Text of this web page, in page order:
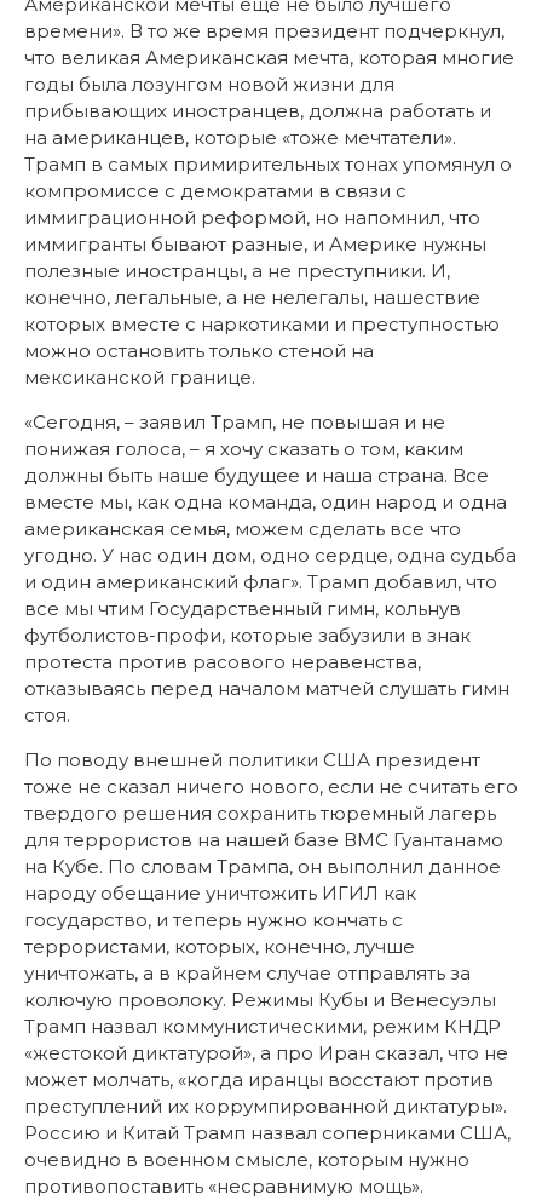
времени». В то же время президент подчеркнул,
что великая Американская мечта, которая многие
годы была лозунгом новой жизни для
прибывающих иностранцев, должна работать и
на американцев, которые «тоже мечтатели».
Трамп в самых примирительных тонах упомянул о
компромиссе с демократами в связи с
иммиграционной реформой, но напомнил, что
иммигранты бывают разные, и Америке нужны
полезные иностранцы, а не преступники. И,
конечно, легальные, а не нелегалы, нашествие
которых вместе с наркотиками и преступностью
можно остановить только стеной на
мексиканской границе.
«Сегодня, – заявил Трамп, не повышая и не
понижая голоса, – я хочу сказать о том, каким
должны быть наше будущее и наша страна. Все
вместе мы, как одна команда, один народ и одна
американская семья, можем сделать все что
угодно. У нас один дом, одно сердце, одна судьба
и один американский флаг». Трамп добавил, что
все мы чтим Государственный гимн, кольнув
футболистов-профи, которые забузили в знак
протеста против расового неравенства,
отказываясь перед началом матчей слушать гимн
стоя.
По поводу внешней политики США президент
тоже не сказал ничего нового, если не считать его
твердого решения сохранить тюремный лагерь
для террористов на нашей базе ВМС Гуантанамо
на Кубе. По словам Трампа, он выполнил данное
народу обещание уничтожить ИГИЛ как
государство, и теперь нужно кончать с
террористами, которых, конечно, лучше
уничтожать, а в крайнем случае отправлять за
колючую проволоку. Режимы Кубы и Венесуэлы
Трамп назвал коммунистическими, режим КНДР
«жестокой диктатурой», а про Иран сказал, что не
может молчать, «когда иранцы восстают против
преступлений их коррумпированной диктатуры».
Россию и Китай Трамп назвал соперниками США,
очевидно в военном смысле, которым нужно
противопоставить «несравнимую мощь».